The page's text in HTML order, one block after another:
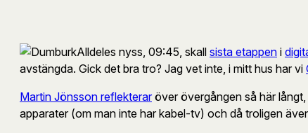
Alldeles nyss, 09:45, skall sista etappen i
avstängda. Gick det bra tro? Jag vet inte, i mitt hus har vi
Martin Jönsson reflekterar över övergången så här
apparater (om man inte har kabel-tv) och då troligen